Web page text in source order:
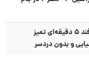
مایکروویو را با این ترفند ۵ دقیقه‌ای تمیز
و بدون دردسر